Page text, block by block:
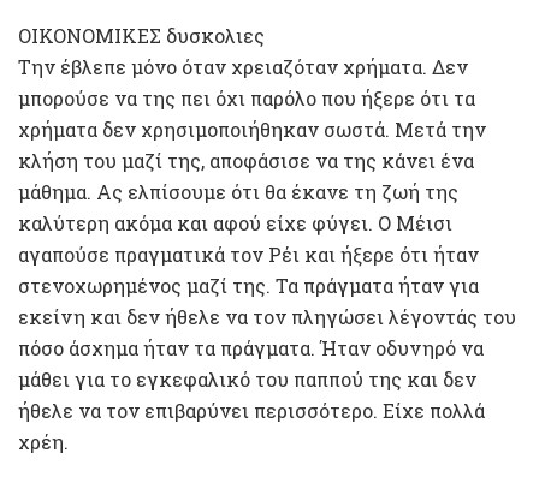
ΟΙΚΟΝΟΜΙΚΕΣ δυσκολιες
Την έβλεπε μόνο όταν χρειαζόταν χρήματα. Δεν
μπορούσε να της πει όχι παρόλο που ήξερε ότι τα
χρήματα δεν χρησιμοποιήθηκαν σωστά. Μετά την
κλήση του μαζί της, αποφάσισε να της κάνει ένα
μάθημα. Ας ελπίσουμε ότι θα έκανε τη ζωή της
καλύτερη ακόμα και αφού είχε φύγει. Ο Μέισι
αγαπούσε πραγματικά τον Ρέι και ήξερε ότι ήταν
στενοχωρημένος μαζί της. Τα πράγματα ήταν για
εκείνη και δεν ήθελε να τον πληγώσει λέγοντάς του
πόσο άσχημα ήταν τα πράγματα. Ήταν οδυνηρό να
μάθει για το εγκεφαλικό του παππού της και δεν
ήθελε να τον επιβαρύνει περισσότερο. Είχε πολλά
χρέη.